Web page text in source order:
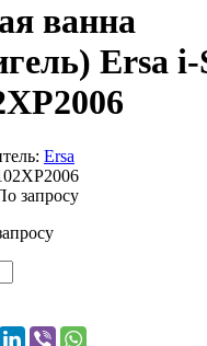
ванна
Ersa i-
Ersa
запросу